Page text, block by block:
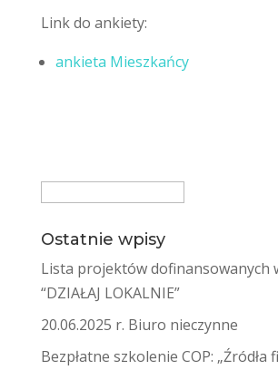
Link do ankiety:
ankieta Mieszkańcy
Ostatnie wpisy
Lista projektów dofinansowanych
“DZIAŁAJ LOKALNIE”
20.06.2025 r. Biuro nieczynne
Bezpłatne szkolenie COP: „Źródła